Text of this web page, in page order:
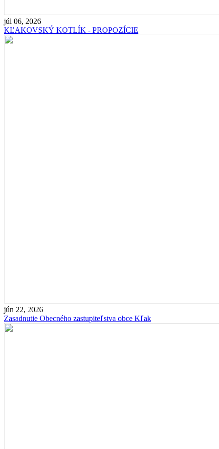
júl 06, 2026
KĽAKOVSKÝ KOTLÍK - PROPOZÍCIE
jún 22, 2026
Zasadnutie Obecného zastupiteľstva obce Kľak